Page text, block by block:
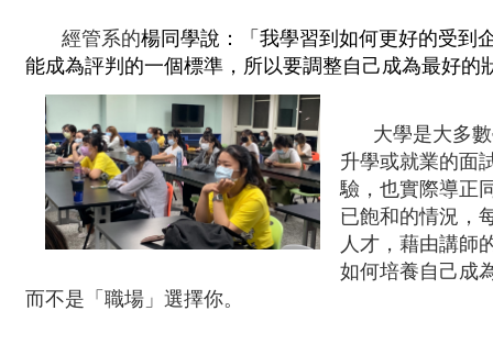
經管系的楊同學說：「我學習到如何更好的受到
能成為評判的一個標準，所以要調整自己成為最好的
大學是大多
升學或就業的面
驗，也實際導正
已飽和的情況，
人才，藉由講師
如何培養自己成
而不是「職場」選擇你。